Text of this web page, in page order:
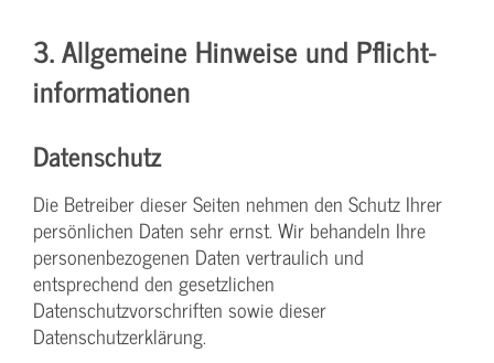
3. Allgemeine Hinweise und Pflicht­
informationen
Datenschutz
Die Betreiber dieser Seiten nehmen den Schutz Ihrer
persönlichen Daten sehr ernst. Wir behandeln Ihre
personenbezogenen Daten vertraulich und
entsprechend den gesetzlichen
Datenschutzvorschriften sowie dieser
Datenschutzerklärung.